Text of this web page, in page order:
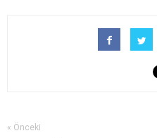
« Önceki